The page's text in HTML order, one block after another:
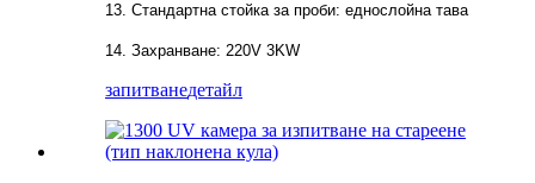
13. Стандартна стойка за проби: еднослойна тава
14. Захранване: 220V 3KW
запитванедетайл